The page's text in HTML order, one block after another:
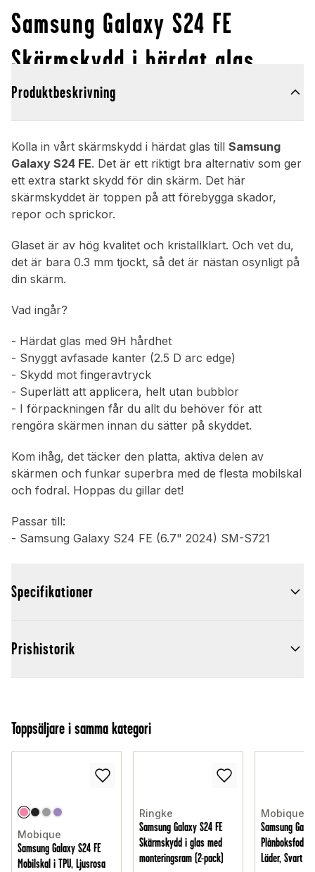
Samsung Galaxy S24 FE
Skärmskydd i härdat glas
Produktbeskrivning
Kolla in vårt skärmskydd i härdat glas till Samsung
Galaxy S24 FE. Det är ett riktigt bra alternativ som ger
ett extra starkt skydd för din skärm. Det här
skärmskyddet är toppen på att förebygga skador,
repor och sprickor.
Glaset är av hög kvalitet och kristallklart. Och vet du,
det är bara 0.3 mm tjockt, så det är nästan osynligt på
din skärm.
Vad ingår?
- Härdat glas med 9H hårdhet
- Snyggt avfasade kanter (2.5 D arc edge)
- Skydd mot fingeravtryck
- Superlätt att applicera, helt utan bubblor
- I förpackningen får du allt du behöver för att
rengöra skärmen innan du sätter på skyddet.
Kom ihåg, det täcker den platta, aktiva delen av
skärmen och funkar superbra med de flesta mobilskal
och fodral. Hoppas du gillar det!
Passar till:
- Samsung Galaxy S24 FE (6.7" 2024) SM-S721
Specifikationer
Prishistorik
Toppsäljare i samma kategori
Mobique
Samsung Galaxy S24 FE
Mobilskal i TPU, Ljusrosa
Ringke
Samsung Galaxy S24 FE
Skärmskydd i glas med
monteringsram (2-pack)
Mobique
Samsung
Läder, Svart